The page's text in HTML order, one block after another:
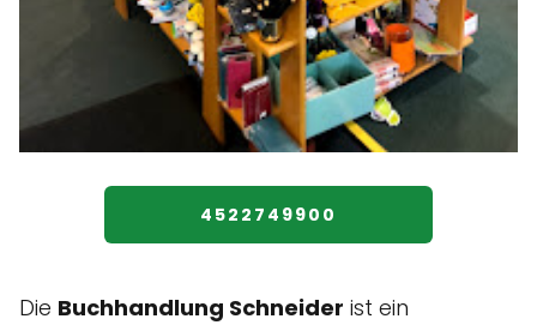
4522749900
Die Buchhandlung Schneider ist ein